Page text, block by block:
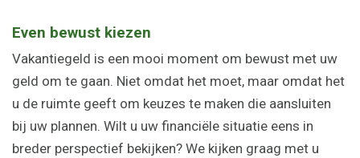
Even bewust kiezen
Vakantiegeld is een mooi moment om bewust met uw
geld om te gaan. Niet omdat het moet, maar omdat het
u de ruimte geeft om keuzes te maken die aansluiten
bij uw plannen. Wilt u uw financiële situatie eens in
breder perspectief bekijken? We kijken graag met u